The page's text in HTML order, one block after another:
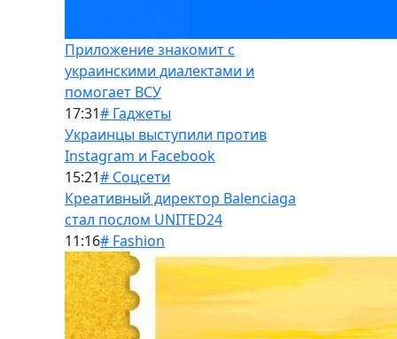
Приложение знакомит с
украинскими диалектами и
помогает ВСУ
17:31# Гаджеты
Украинцы выступили против
Instagram и Facebook
15:21# Соцсети
Креативный директор Balenciaga
стал послом UNITED24
11:16# Fashion